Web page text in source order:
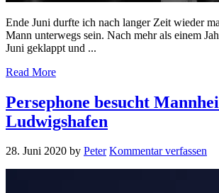
Ende Juni durfte ich nach langer Zeit wieder
Mann unterwegs sein. Nach mehr als einem
Juni geklappt und ...
Read More
Persephone besucht
Ludwigshafen
28. Juni 2020 by Peter Kommentar verfassen